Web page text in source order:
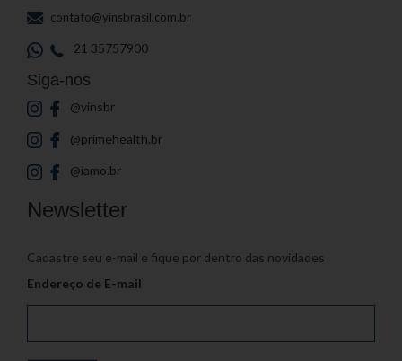
contato@yinsbrasil.com.br
21 35757900
Siga-nos
@yinsbr
@primehealth.br
@iamo.br
Newsletter
Cadastre seu e-mail e fique por dentro das novidades
Endereço de E-mail